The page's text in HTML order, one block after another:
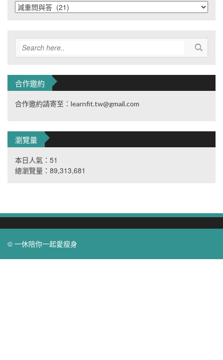
分
類
合作邀約
合作邀約請寄至：learnfit.tw@gmail.com
瀏覽量
本日人氣：51
總瀏覽量：89,313,681
© 一休陪你一起愛瘦身